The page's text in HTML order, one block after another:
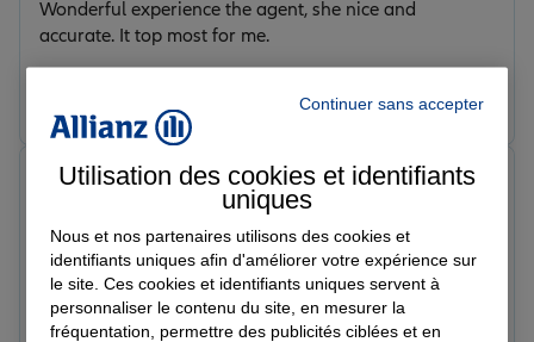
Wonderful experience the agent, she nice and
accurate. It top most for me.
Voir l'agence
Le 28/03/2026 - Agence MONTELIMAR H.D.V.
Personnel agréable je recommande fortement
NAEL
Prendre un RDV Voir l'agence
Continuer sans accepter
Utilisation des cookies et identifiants
uniques
Nous et nos partenaires utilisons des cookies et
identifiants uniques afin d'améliorer votre expérience sur
le site. Ces cookies et identifiants uniques servent à
personnaliser le contenu du site, en mesurer la
fréquentation, permettre des publicités ciblées et en